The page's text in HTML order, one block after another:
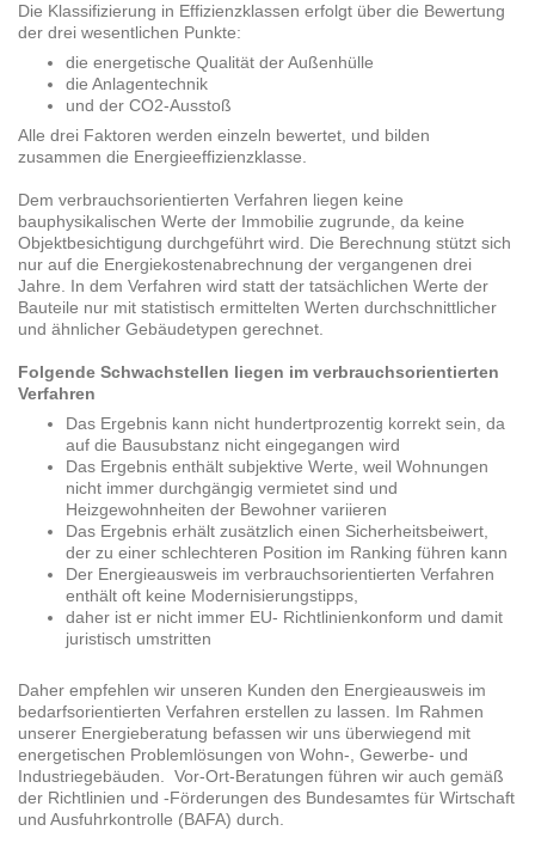
Die Klassifizierung in Effizienzklassen erfolgt über die Bewertung
der drei wesentlichen Punkte:
die energetische Qualität der Außenhülle
die Anlagentechnik
und der CO2-Ausstoß
Alle drei Faktoren werden einzeln bewertet, und bilden
zusammen die Energieeffizienzklasse.
Dem verbrauchsorientierten Verfahren liegen keine
bauphysikalischen Werte der Immobilie zugrunde, da keine
Objektbesichtigung durchgeführt wird. Die Berechnung stützt sich
nur auf die Energiekostenabrechnung der vergangenen drei
Jahre. In dem Verfahren wird statt der tatsächlichen Werte der
Bauteile nur mit statistisch ermittelten Werten durchschnittlicher
und ähnlicher Gebäudetypen gerechnet.
Folgende Schwachstellen liegen im verbrauchsorientierten
Verfahren
Das Ergebnis kann nicht hundertprozentig korrekt sein, da
auf die Bausubstanz nicht eingegangen wird
Das Ergebnis enthält subjektive Werte, weil Wohnungen
nicht immer durchgängig vermietet sind und
Heizgewohnheiten der Bewohner variieren
Das Ergebnis erhält zusätzlich einen Sicherheitsbeiwert,
der zu einer schlechteren Position im Ranking führen kann
Der Energieausweis im verbrauchsorientierten Verfahren
enthält oft keine Modernisierungstipps,
daher ist er nicht immer EU- Richtlinienkonform und damit
juristisch umstritten
Daher empfehlen wir unseren Kunden den Energieausweis im
bedarfsorientierten Verfahren erstellen zu lassen. Im Rahmen
unserer Energieberatung befassen wir uns überwiegend mit
energetischen Problemlösungen von Wohn-, Gewerbe- und
Industriegebäuden. Vor-Ort-Beratungen führen wir auch gemäß
der Richtlinien und -Förderungen des Bundesamtes für Wirtschaft
und Ausfuhrkontrolle (BAFA) durch.